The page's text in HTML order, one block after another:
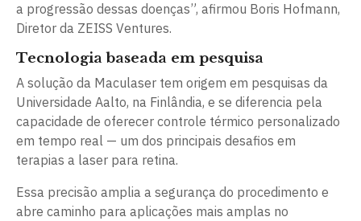
a progressão dessas doenças”, afirmou Boris Hofmann,
Diretor da ZEISS Ventures.
Tecnologia baseada em pesquisa
A solução da Maculaser tem origem em pesquisas da
Universidade Aalto, na Finlândia, e se diferencia pela
capacidade de oferecer controle térmico personalizado
em tempo real — um dos principais desafios em
terapias a laser para retina.
Essa precisão amplia a segurança do procedimento e
abre caminho para aplicações mais amplas no